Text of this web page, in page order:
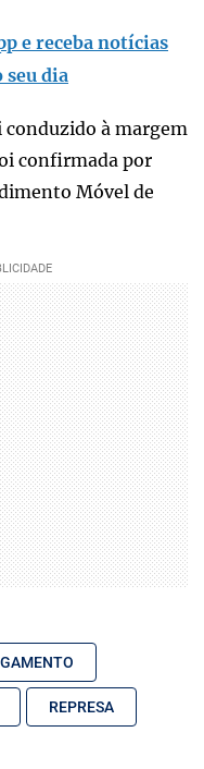
e receba notícias
seu dia
à margem
confirmada por
Móvel de
REPRESA